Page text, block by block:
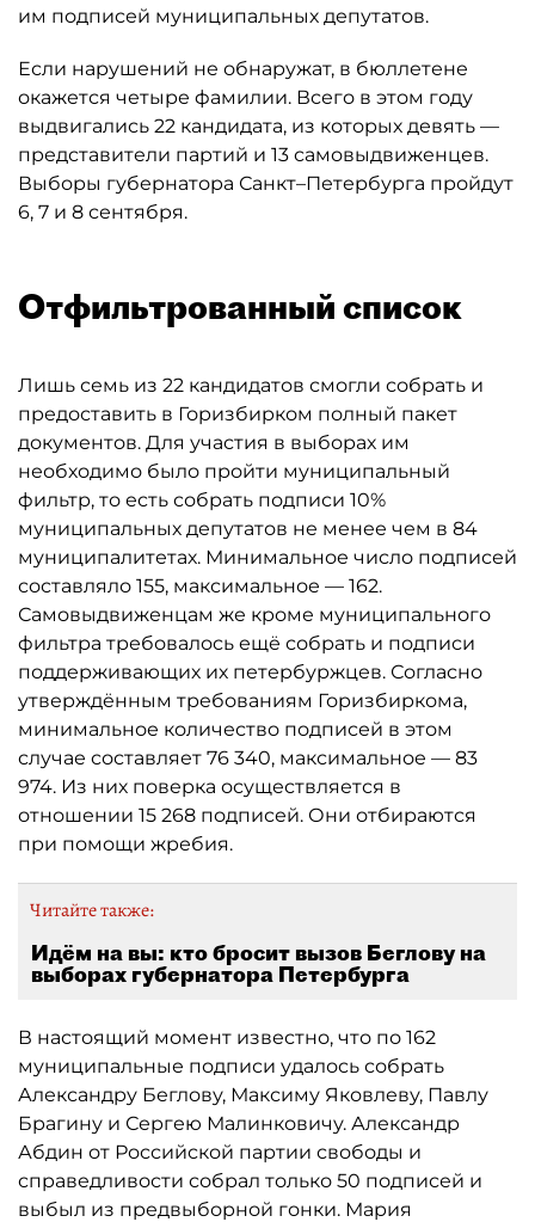
им подписей муниципальных депутатов.
Если нарушений не обнаружат, в бюллетене
окажется четыре фамилии. Всего в этом году
выдвигались 22 кандидата, из которых девять —
представители партий и 13 самовыдвиженцев.
Выборы губернатора Санкт–Петербурга пройдут
6, 7 и 8 сентября.
Отфильтрованный список
Лишь семь из 22 кандидатов смогли собрать и
предоставить в Горизбирком полный пакет
документов. Для участия в выборах им
необходимо было пройти муниципальный
фильтр, то есть собрать подписи 10%
муниципальных депутатов не менее чем в 84
муниципалитетах. Минимальное число подписей
составляло 155, максимальное — 162.
Самовыдвиженцам же кроме муниципального
фильтра требовалось ещё собрать и подписи
поддерживающих их петербуржцев. Согласно
утверждённым требованиям Горизбиркома,
минимальное количество подписей в этом
случае составляет 76 340, максимальное — 83
974. Из них поверка осуществляется в
отношении 15 268 подписей. Они отбираются
при помощи жребия.
Читайте также:
Идём на вы: кто бросит вызов Беглову на
выборах губернатора Петербурга
В настоящий момент известно, что по 162
муниципальные подписи удалось собрать
Александру Беглову, Максиму Яковлеву, Павлу
Брагину и Сергею Малинковичу. Александр
Абдин от Российской партии свободы и
справедливости собрал только 50 подписей и
выбыл из предвыборной гонки. Мария